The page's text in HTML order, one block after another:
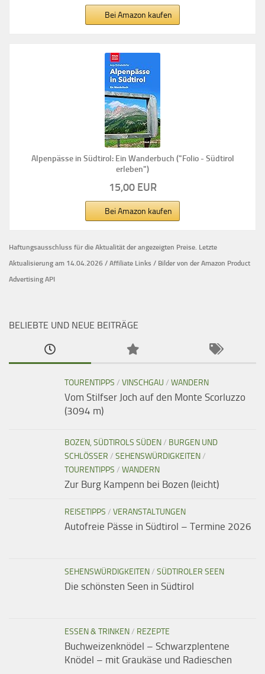
Bei Amazon kaufen
Alpenpässe in Südtirol: Ein Wanderbuch ("Folio - Südtirol
erleben")
15,00 EUR
Bei Amazon kaufen
Haftungsausschluss für die Aktualität der angezeigten Preise. Letzte
Aktualisierung am 14.04.2026 / Affiliate Links / Bilder von der Amazon Product
Advertising API
BELIEBTE UND NEUE BEITRÄGE
TOURENTIPPS / VINSCHGAU / WANDERN
Vom Stilfser Joch auf den Monte Scorluzzo
(3094 m)
BOZEN, SÜDTIROLS SÜDEN/ BURGEN UND
SCHLÖSSER / SEHENSWÜRDIGKEITEN/
TOURENTIPPS / WANDERN
Zur Burg Kampenn bei Bozen (leicht)
REISETIPPS / VERANSTALTUNGEN
Autofreie Pässe in Südtirol – Termine 2026
SEHENSWÜRDIGKEITEN/ SÜDTIROLER SEEN
Die schönsten Seen in Südtirol
ESSEN & TRINKEN/ REZEPTE
Buchweizenknödel – Schwarzplentene
Knödel – mit Graukäse und Radieschen